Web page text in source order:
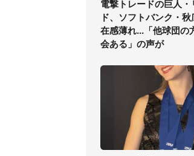
電撃トレードの巨人・
ド、ソフトバンク・
在感薄れ...「他球団の
会ある」の声が